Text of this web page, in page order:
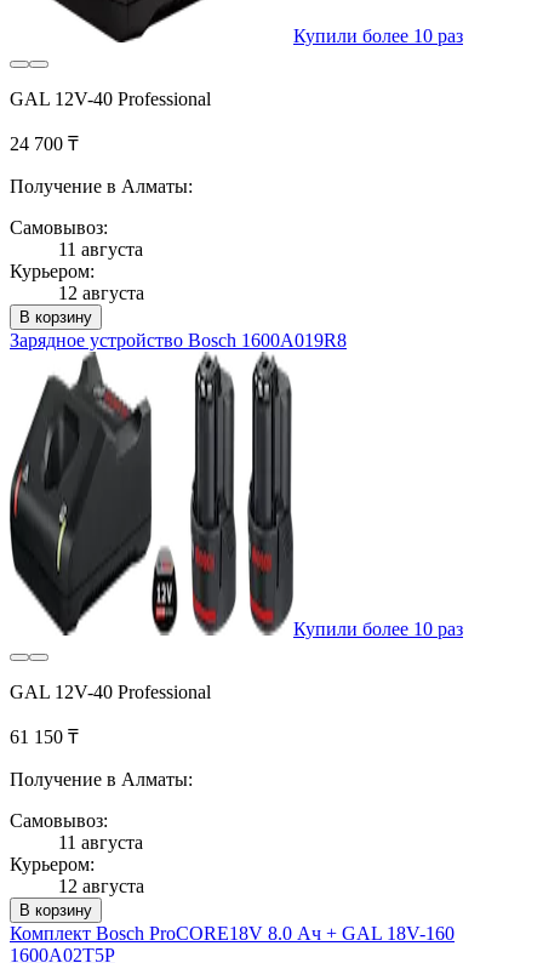
Купили более 10 раз
GAL 12V-40 Professional
24 700 ₸
Получение в Алматы:
Самовывоз:
11 августа
Курьером:
12 августа
В корзину
Зарядное устройство Bosch 1600A019R8
Купили более 10 раз
GAL 12V-40 Professional
61 150 ₸
Получение в Алматы:
Самовывоз:
11 августа
Курьером:
12 августа
В корзину
Комплект Bosch ProCORE18V 8.0 Ач + GAL 18V-160
1600A02T5P